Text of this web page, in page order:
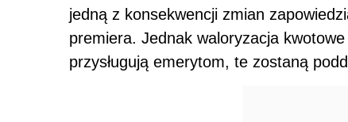
jedną z konsekwencji zmian
premiera. Jednak waloryzacja
przysługują emerytom, te zostaną